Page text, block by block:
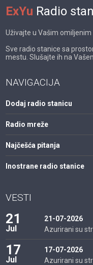
ExYu Radio
Uživajte u Vašim
Sve radio stanice sa
mestu. Slušajte ih na
NAVIGACIJA
Dodaj radio stanicu
Radio mreže
Najčešća pitanja
Inostrane radio stanice
VESTI
21
Jul
21-07-2026
Azurirani su
17
Jul
17-07-2026
Azurirani su